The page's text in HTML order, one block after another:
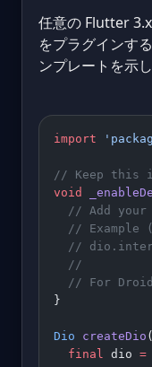
任意の Flutter
をプラグインす
ンプレートを示し
import
// Keep this
void
// Add your
// Example
//
  //
// For
}
Dio createDio
  final
dio =